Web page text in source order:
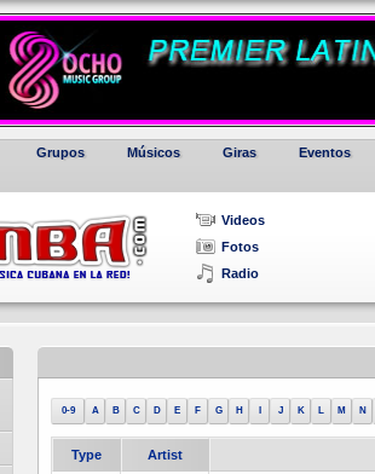
Grupos Músicos Giras Eventos
Videos
Fotos
Radio
0-9 A B C D E F G H J K L M N
Type Artist